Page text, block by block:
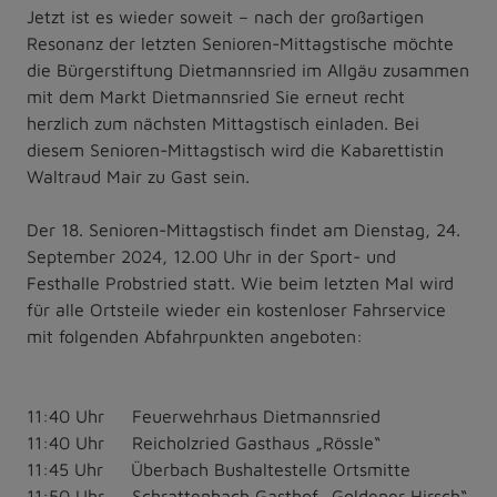
Jetzt ist es wieder soweit – nach der großartigen
Resonanz der letzten Senioren-Mittagstische möchte
die Bürgerstiftung Dietmannsried im Allgäu zusammen
mit dem Markt Dietmannsried Sie erneut recht
herzlich zum nächsten Mittagstisch einladen. Bei
diesem Senioren-Mittagstisch wird die Kabarettistin
Waltraud Mair zu Gast sein.
Der 18. Senioren-Mittagstisch findet am Dienstag, 24.
September 2024, 12.00 Uhr in der Sport- und
Festhalle Probstried statt. Wie beim letzten Mal wird
für alle Ortsteile wieder ein kostenloser Fahrservice
mit folgenden Abfahrpunkten angeboten:
11:40 Uhr Feuerwehrhaus Dietmannsried
11:40 Uhr Reicholzried Gasthaus „Rössle“
11:45 Uhr Überbach Bushaltestelle Ortsmitte